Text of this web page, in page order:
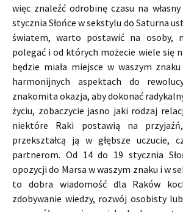
więc znaleźć odrobinę czasu na
stycznia Słońce w sekstylu do Saturna
światem, warto postawić na osoby,
polegać i od których możecie wiele się
będzie miała miejsce w waszym
harmonijnych aspektach do
znakomita okazja, aby dokonać
życiu, zobaczycie jasno jaki rodzaj
niektóre Raki postawią na
przekształcą ją w głębsze uczucie,
partnerom. Od 14 do 19 stycznia
opozycji do Marsa w waszym znaku i w
to dobra wiadomość dla Raków
zdobywanie wiedzy, rozwój osobisty